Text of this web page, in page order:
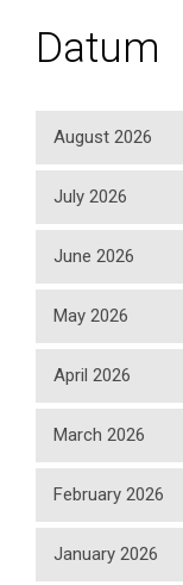
Datum
August 2026
July 2026
June 2026
May 2026
April 2026
March 2026
February 2026
January 2026